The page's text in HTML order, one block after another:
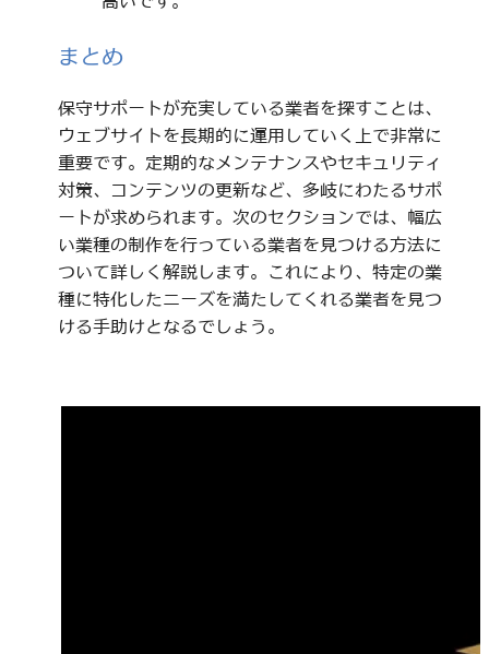
まとめ
保守サポートが充実している業者を探すことは、
ウェブサイトを長期的に運用していく上で非常に
重要です。定期的なメンテナンスやセキュリティ
対策、コンテンツの更新など、多岐にわたるサポ
ートが求められます。次のセクションでは、幅広
い業種の制作を行っている業者を見つける方法に
ついて詳しく解説します。これにより、特定の業
種に特化したニーズを満たしてくれる業者を見つ
ける手助けとなるでしょう。